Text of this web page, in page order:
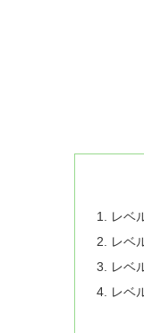
レベ
レベ
レベ
レベ